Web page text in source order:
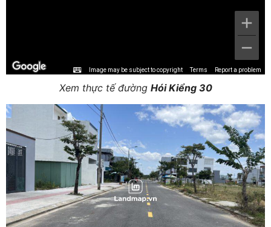
Image may be subject to copyright Terms Report a problem
Xem thực tế đường Hói Kiểng 30